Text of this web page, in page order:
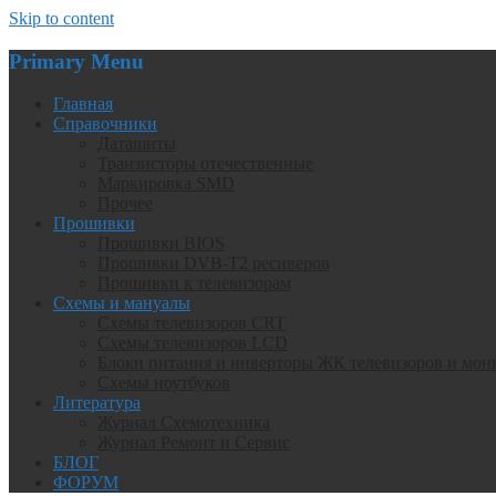
Skip to content
Primary Menu
Главная
Справочники
Прошивки
Схемы и мануалы
Литература
БЛОГ
ФОРУМ